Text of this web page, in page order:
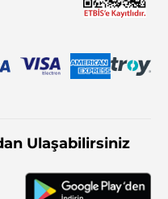
Ulaşabilirsiniz